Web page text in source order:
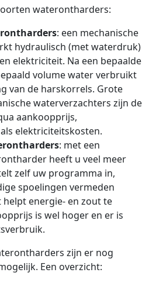
waterontharders:
: een mechanische
hydraulisch (met waterdruk)
elektriciteit. Na een bepaalde
volume water verbruikt
van de harskorrels. Grote
waterverzachters zijn de
aankoopprijs,
elektriciteitskosten.
: met een
heeft u veel meer
zelf uw programma in,
spoelingen vermeden
energie- en zout te
is wel hoger en er is
zijn er nog
Een overzicht: